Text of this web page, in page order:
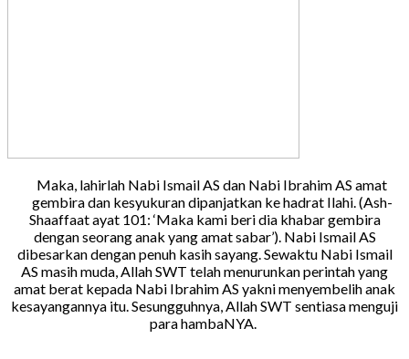
Maka, lahirlah Nabi Ismail AS dan Nabi Ibrahim AS amat
gembira dan kesyukuran dipanjatkan ke hadrat Ilahi. (Ash-
Shaaffaat ayat 101: ‘Maka kami beri dia khabar gembira
dengan seorang anak yang amat sabar’). Nabi Ismail AS
dibesarkan dengan penuh kasih sayang. Sewaktu Nabi Ismail
AS masih muda, Allah SWT telah menurunkan perintah yang
amat berat kepada Nabi Ibrahim AS yakni menyembelih anak
kesayangannya itu. Sesungguhnya, Allah SWT sentiasa menguji
para hambaNYA.